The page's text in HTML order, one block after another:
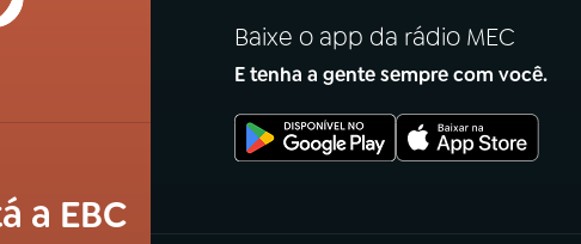
a EBC
Baixe o app da rádio MEC
E tenha a gente sempre com você.